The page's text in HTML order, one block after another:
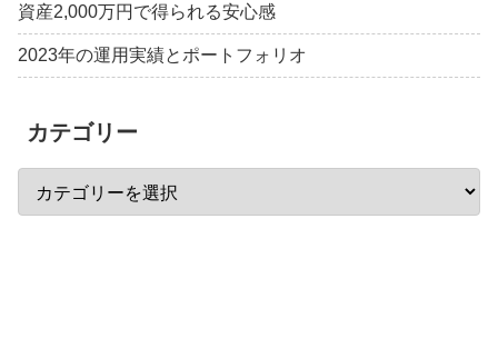
資産2,000万円で得られる安心感
2023年の運用実績とポートフォリオ
カテゴリー